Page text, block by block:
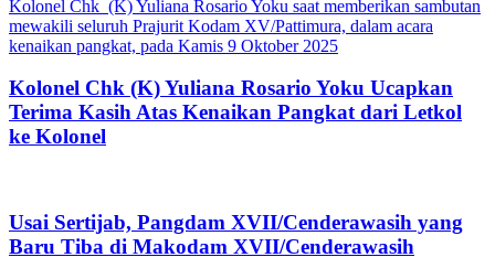
Kolonel Chk (K) Yuliana Rosario Yoku Ucapkan
Terima Kasih Atas Kenaikan Pangkat dari Letkol
ke Kolonel
Usai Sertijab, Pangdam XVII/Cenderawasih yang
Baru Tiba di Makodam XVII/Cenderawasih